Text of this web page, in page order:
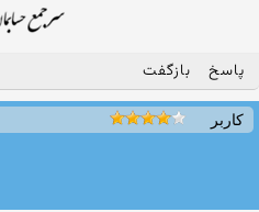
پاسخ بازگفت
کاربر